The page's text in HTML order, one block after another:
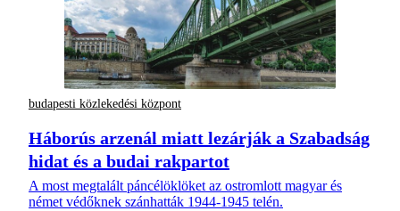
budapesti közlekedési központ
Háborús arzenál miatt lezárják a Szabadság
hidat és a budai rakpartot
A most megtalált páncélöklöket az ostromlott magyar és
német védőknek szánhatták 1944-1945 telén.